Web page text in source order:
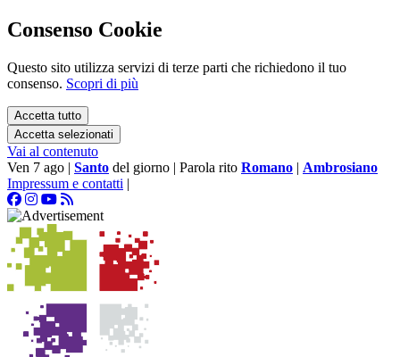
Consenso Cookie
Questo sito utilizza servizi di terze parti che richiedono il tuo
consenso. Scopri di più
Accetta tutto
Accetta selezionati
Vai al contenuto
Ven 7 ago | Santo del giorno | Parola rito Romano | Ambrosiano
Impressum e contatti |